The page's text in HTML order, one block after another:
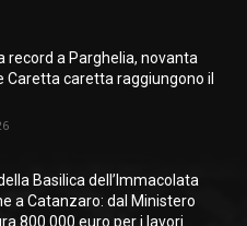
record a Parghelia, novanta
Caretta caretta raggiungono il
Basilica dell’Immacolata
a Catanzaro: dal Ministero
800.000 euro per i lavori